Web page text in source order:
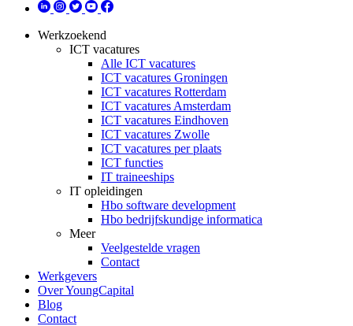
Werkzoekend
ICT vacatures
Alle ICT vacatures
ICT vacatures Groningen
ICT vacatures Rotterdam
ICT vacatures Amsterdam
ICT vacatures Eindhoven
ICT vacatures Zwolle
ICT vacatures per plaats
ICT functies
IT traineeships
IT opleidingen
Hbo software development
Hbo bedrijfskundige informatica
Meer
Veelgestelde vragen
Contact
Werkgevers
Over YoungCapital
Blog
Contact